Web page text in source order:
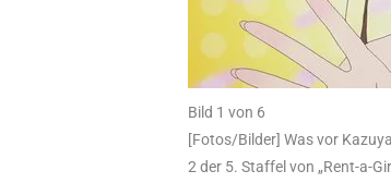
Bild 1 von 6
[Fotos/Bilder] Was vor
2 der 5. Staffel von „Rent-a-